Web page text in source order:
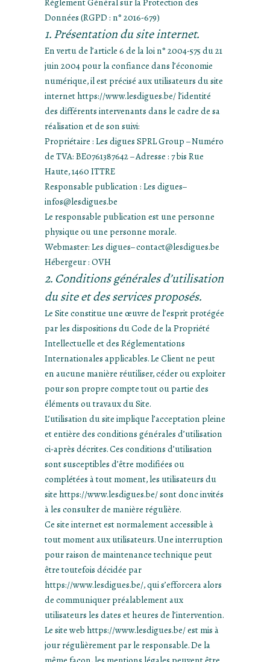
Données (RGPD : n° 2016-679)
1. Présentation du site internet.
En vertu de l’article 6 de la loi n° 2004-575 du 21
juin 2004 pour la confiance dans l’économie
numérique, il est précisé aux utilisateurs du site
internet https://www.lesdigues.be/ l’identité
des différents intervenants dans le cadre de sa
réalisation et de son suivi:
Propriétaire : Les digues SPRL Group – Numéro
de TVA: BE0761387642 – Adresse : 7 bis Rue
Haute, 1460 ITTRE
Responsable publication : Les digues–
infos@lesdigues.be
Le responsable publication est une personne
physique ou une personne morale.
Webmaster: Les digues– contact@lesdigues.be
Hébergeur : OVH
2. Conditions générales d’utilisation
du site et des services proposés.
Le Site constitue une œuvre de l’esprit protégée
par les dispositions du Code de la Propriété
Intellectuelle et des Réglementations
Internationales applicables. Le Client ne peut
en aucune manière réutiliser, céder ou exploiter
pour son propre compte tout ou partie des
éléments ou travaux du Site.
L’utilisation du site implique l’acceptation pleine
et entière des conditions générales d’utilisation
ci-après décrites. Ces conditions d’utilisation
sont susceptibles d’être modifiées ou
complétées à tout moment, les utilisateurs du
site https://www.lesdigues.be/ sont donc invités
à les consulter de manière régulière.
Ce site internet est normalement accessible à
tout moment aux utilisateurs. Une interruption
pour raison de maintenance technique peut
être toutefois décidée par
https://www.lesdigues.be/, qui s’efforcera alors
de communiquer préalablement aux
utilisateurs les dates et heures de l’intervention.
Le site web https://www.lesdigues.be/ est mis à
jour régulièrement par le responsable. De la